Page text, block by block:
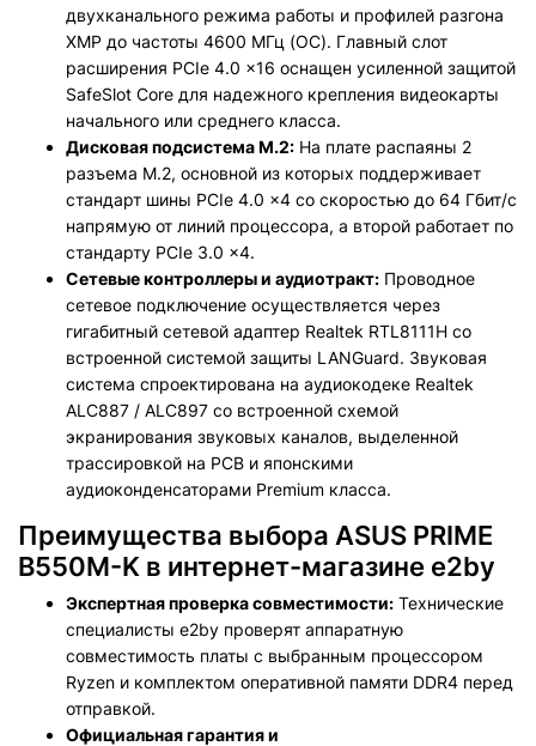
двухканального режима работы и профилей разгона
XMP до частоты 4600 МГц (OC). Главный слот
расширения PCIe 4.0 x16 оснащен усиленной защитой
SafeSlot Core для надежного крепления видеокарты
начального или среднего класса.
Дисковая подсистема M.2: На плате распаяны 2
разъема M.2, основной из которых поддерживает
стандарт шины PCIe 4.0 x4 со скоростью до 64 Гбит/с
напрямую от линий процессора, а второй работает по
стандарту PCIe 3.0 x4.
Сетевые контроллеры и аудиотракт: Проводное
сетевое подключение осуществляется через
гигабитный сетевой адаптер Realtek RTL8111H со
встроенной системой защиты LANGuard. Звуковая
система спроектирована на аудиокодеке Realtek
ALC887 / ALC897 со встроенной схемой
экранирования звуковых каналов, выделенной
трассировкой на PCB и японскими
аудиоконденсаторами Premium класса.
Преимущества выбора ASUS PRIME
B550M-K в интернет-магазине e2by
Экспертная проверка совместимости: Технические
специалисты e2by проверят аппаратную
совместимость платы с выбранным процессором
Ryzen и комплектом оперативной памяти DDR4 перед
отправкой.
Официальная гарантия и